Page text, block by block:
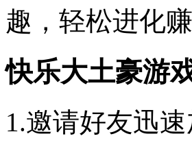
趣，轻松进化
快乐大土豪游
1.邀请好友迅